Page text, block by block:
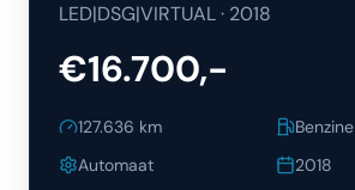
LED|DSG|VIRTUAL· 2018
€16.700,-
127.636 km
Benzine
Automaat
2018